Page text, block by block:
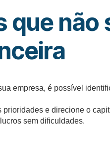
que
empresa, é possível
e direcione o
sem dificuldades.